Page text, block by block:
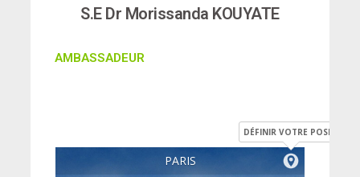
S.E Dr Morissanda KOUYATE
AMBASSADEUR
PARIS
DÉFINIR VOTRE POSITION